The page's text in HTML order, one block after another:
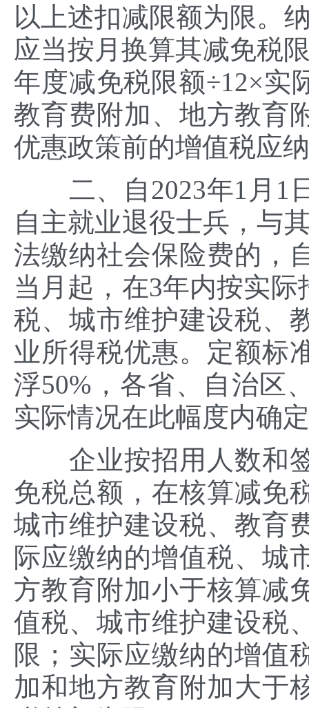
以上述扣减限额为限。
应当按月换算其减免税
年度减免税限额÷12×实
教育费附加、地方教育
优惠政策前的增值税应
二、自2023年1月1日
自主就业退役士兵，与
法缴纳社会保险费的，
当月起，在3年内按实
税、城市维护建设税、
业所得税优惠。定额标
浮50%，各省、自治区
实际情况在此幅度内确
企业按招用人数和签
免税总额，在核算减免
城市维护建设税、教育
际应缴纳的增值税、城
方教育附加小于核算减
值税、城市维护建设税
限；实际应缴纳的增值
加和地方教育附加大于